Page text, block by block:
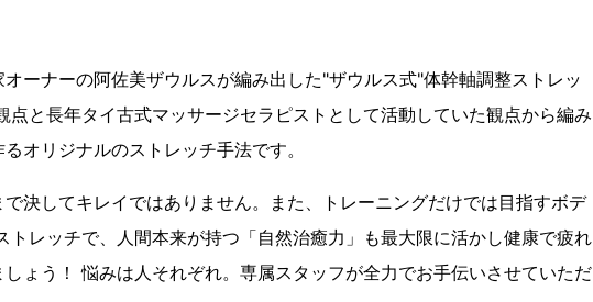
ーナーの阿佐美ザウルスが編み出した"ザウルス式"体幹軸調整ストレッ
点と長年タイ古式マッサージセラピストとして活動していた観点から編み
オリジナルのストレッチ手法です。
決してキレイではありません。また、トレーニングだけでは目指すボデ
トレッチで、人間本来が持つ「自然治癒力」も最大限に活かし健康で疲れ
ょう！ 悩みは人それぞれ。専属スタッフが全力でお手伝いさせていただ